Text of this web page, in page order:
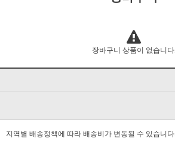
장바구니 상품이 없습니다.
지역별 배송정책에 따라 배송비가 변동될 수 있습니다.